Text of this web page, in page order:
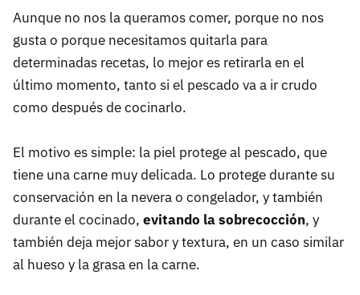
Aunque no nos la queramos comer, porque no nos
gusta o porque necesitamos quitarla para
determinadas recetas, lo mejor es retirarla en el
último momento, tanto si el pescado va a ir crudo
como después de cocinarlo.
El motivo es simple: la piel protege al pescado, que
tiene una carne muy delicada. Lo protege durante su
conservación en la nevera o congelador, y también
durante el cocinado, evitando la sobrecocción, y
también deja mejor sabor y textura, en un caso similar
al hueso y la grasa en la carne.